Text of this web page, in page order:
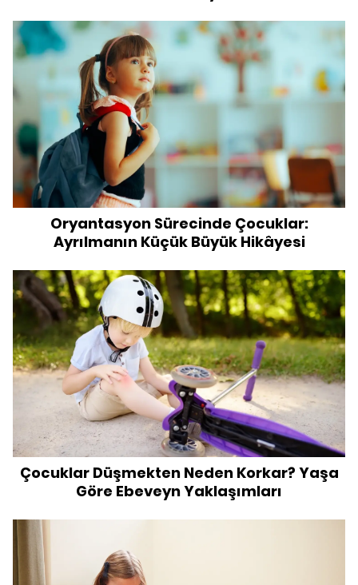
Oryantasyon Sürecinde Çocuklar:
Ayrılmanın Küçük Büyük Hikâyesi
Çocuklar Düşmekten Neden Korkar? Yaşa
Göre Ebeveyn Yaklaşımları